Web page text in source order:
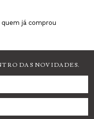
já comprou
DAS NOVIDADES.